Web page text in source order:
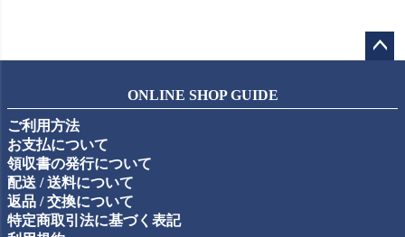
ップ
ONLINE SHOP GUIDE
ご利用方法
お支払について
領収書の発行について
配送 / 送料について
返品 / 交換について
特定商取引法に基づく表記